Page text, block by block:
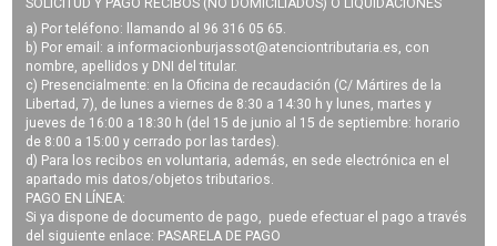
SOLICITUD Y PAGO RECIBOS (NO DOMICILIADOS) O LIQUIDACIONES
a) Por teléfono: llamando al 96 316 05 65.
b) Por email: a informacionburjassot@atenciontributaria.es, con
nombre, apellidos y DNI del titular.
c) Presencialmente: en la Oficina de recaudación (C/ Mártires de la
Libertad, 7), de lunes a viernes de 8:30 a 14:30 h y lunes, martes y
jueves de 16:00 a 18:30 h (del 15 de junio al 15 de septiembre: horario
de 8:00 a 15:00 y cerrado por las tardes).
d) Para los recibos en voluntaria, además, en sede electrónica en el
apartado mis datos/objetos tributarios.
PAGO EN LÍNEA:
Si ya dispone de documento de pago, puede efectuar el pago a través
del siguiente enlace: PASARELA DE PAGO